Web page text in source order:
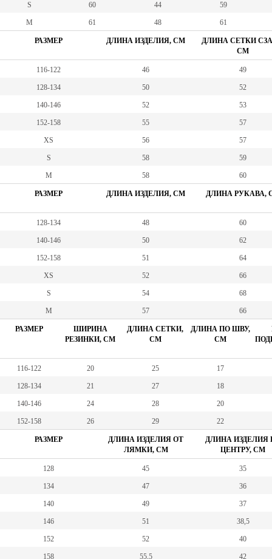
S 60 44 59
M 61 48 61
РАЗМЕР ДЛИНА ИЗДЕЛИЯ, СМ
ДЛИНА СЕТКИ
СМ
116-122 46 49
128-134 50 52
140-146 52 53
152-158 55 57
XS 56 57
S 58 59
М 58 60
РАЗМЕР ДЛИНА ИЗДЕЛИЯ, СМ ДЛИНА РУКАВА,
128-134 48 60
140-146 50 62
152-158 51 64
XS 52 66
S 54 68
M 57 66
РАЗМЕР
ШИРИНА
РЕЗИНКИ, СМ
ДЛИНА СЕТКИ,
СМ
ДЛИНА ПО ШВУ,
СМ
116-122 20 25 17
128-134 21 27 18
140-146 24 28 20
152-158 26 29 22
РАЗМЕР
ДЛИНА ИЗДЕЛИЯ ОТ
ЛЯМКИ, СМ
ДЛИНА ИЗДЕЛИЯ
ЦЕНТРУ, СМ
128 45 35
134 47 36
140 49 37
146 51 38,5
152 52 40
158 55,5 42